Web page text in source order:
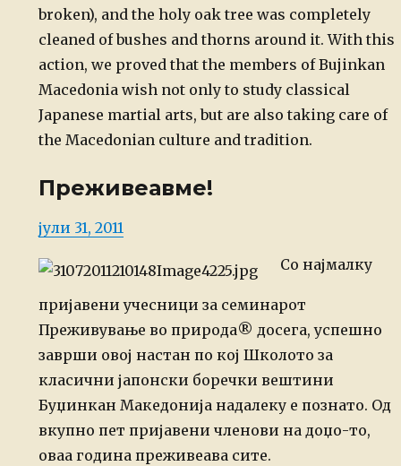
broken), and the holy oak tree was completely
cleaned of bushes and thorns around it. With this
action, we proved that the members of Bujinkan
Macedonia wish not only to study classical
Japanese martial arts, but are also taking care of
the Macedonian culture and tradition.
Преживеавме!
Posted
јули 31, 2011
Со најмалку
пријавени учесници за семинарот
Преживување во природа® досега, успешно
заврши овој настан по кој Школото за
класични јапонски боречки вештини
Буџинкан Македонијанадалеку е познато. Од
вкупно пет пријавени членови на доџо-то,
оваа година преживеавасите.